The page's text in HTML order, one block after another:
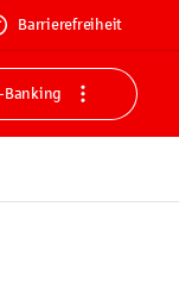
Barrierefreiheit
Banking